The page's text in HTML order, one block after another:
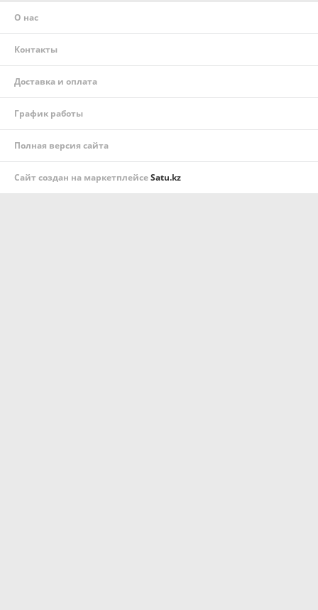
О нас
Контакты
Доставка и оплата
График работы
Полная версия сайта
Сайт создан на маркетплейсеSatu.kz